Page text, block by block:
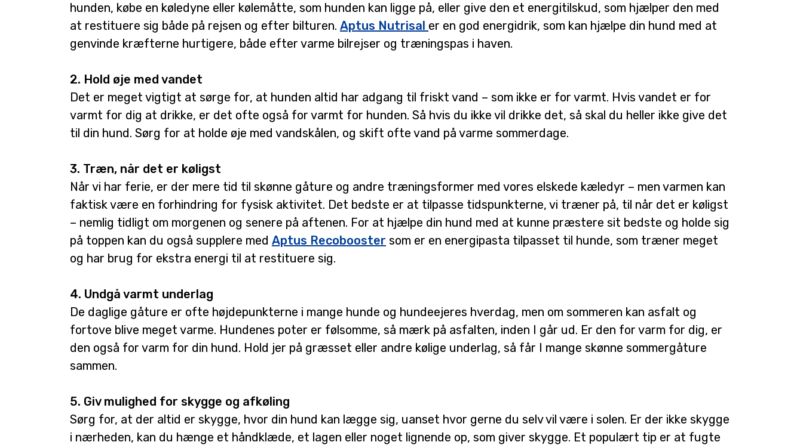
hunden, købe en køledyne eller kølemåtte, som hunden kan ligge på, eller give den et energitilskud, som hjælper den med
at restituere sig både på rejsen og efter bilturen. Aptus Nutrisal er en god energidrik, som kan hjælpe din hund med at
genvinde kræfterne hurtigere, både efter varme bilrejser og træningspas i haven.
2. Hold øje med vandet
Det er meget vigtigt at sørge for, at hunden altid har adgang til friskt vand – som ikke er for varmt. Hvis vandet er for
varmt for dig at drikke, er det ofte også for varmt for hunden. Så hvis du ikke vil drikke det, så skal du heller ikke give det
til din hund. Sørg for at holde øje med vandskålen, og skift ofte vand på varme sommerdage.
3. Træn, når det er køligst
Når vi har ferie, er der mere tid til skønne gåture og andre træningsformer med vores elskede kæledyr – men varmen kan
faktisk være en forhindring for fysisk aktivitet. Det bedste er at tilpasse tidspunkterne, vi træner på, til når det er køligst
– nemlig tidligt om morgenen og senere på aftenen. For at hjælpe din hund med at kunne præstere sit bedste og holde sig
på toppen kan du også supplere med Aptus Recobooster som er en energipasta tilpasset til hunde, som træner meget
og har brug for ekstra energi til at restituere sig.
4. Undgå varmt underlag
De daglige gåture er ofte højdepunkterne i mange hunde og hundeejeres hverdag, men om sommeren kan asfalt og
fortove blive meget varme. Hundenes poter er følsomme, så mærk på asfalten, inden I går ud. Er den for varm for dig, er
den også for varm for din hund. Hold jer på græsset eller andre kølige underlag, så får I mange skønne sommergåture
sammen.
5. Giv mulighed for skygge og afkøling
Sørg for, at der altid er skygge, hvor din hund kan lægge sig, uanset hvor gerne du selv vil være i solen. Er der ikke skygge
i nærheden, kan du hænge et håndklæde, et lagen eller noget lignende op, som giver skygge. Et populært tip er at fugte